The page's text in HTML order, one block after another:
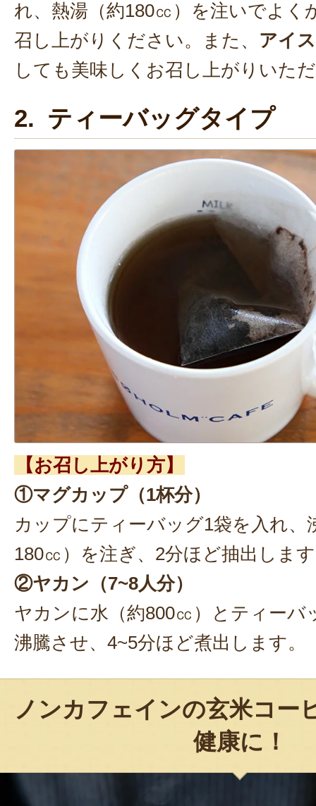
れ、熱湯（約180㏄）を注いでよく
召し上がりください。また、 アイ
しても美味しくお召し上がりいた
2. ティーバッグタイプ
【お召し上がり方】
①マグカップ（1杯分）
カップにティーバッグ1袋を入れ、
180㏄）を注ぎ、2分ほど抽出しま
②ヤカン（7~8人分）
ヤカンに水（約800㏄）とティーバ
沸騰させ、4~5分ほど煮出します。
ノンカフェインの玄米コー
健康に！